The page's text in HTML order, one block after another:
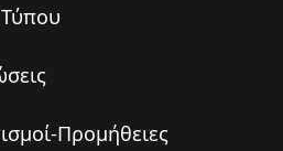
Προμήθειες